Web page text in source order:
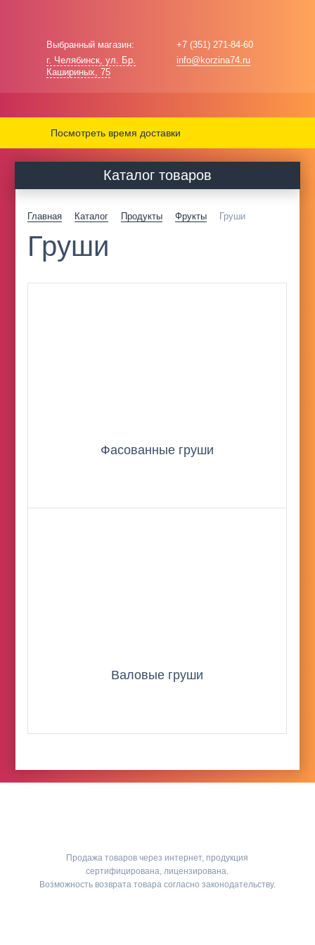
Выбранный магазин:
г. Челябинск, ул. Бр.
Кашириных, 75
+7 (351) 271-84-60
info@korzina74.ru
Посмотреть время доставки
Каталог товаров
Главная Каталог Продукты Фрукты Груши
Груши
Фасованные груши
Валовые груши
Продажа товаров через интернет, продукция
сертифицирована, лицензирована.
Возможность возврата товара согласно законодательству.